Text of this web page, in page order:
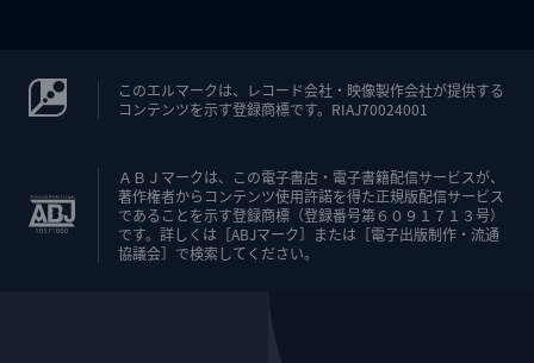
このエルマークは、レコード会社・映像製作会社が提供する
コンテンツを示す登録商標です。RIAJ70024001
ＡＢＪマークは、この電子書店・電子書籍配信サービスが、
著作権者からコンテンツ使用許諾を得た正規版配信サービス
であることを示す登録商標（登録番号第６０９１７１３号）
です。詳しくは［ABJマーク］または［電子出版制作・流通
協議会］で検索してください。